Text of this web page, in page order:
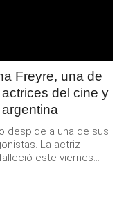
Freyre, una de
del cine y
despide a una de sus
La actriz
este viernes...